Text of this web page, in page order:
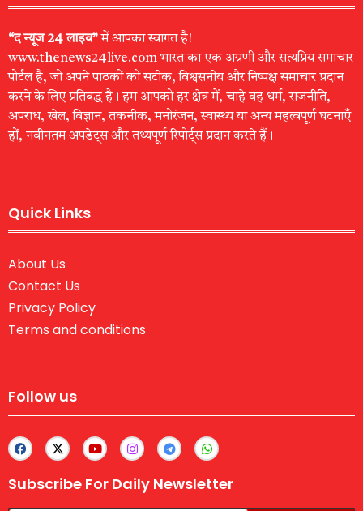
“द न्यूज 24 लाइव”में आपका स्वागत है!
www.thenews24live.com भारत का एक अग्रणी और सत्यप्रिय समाचार
पोर्टल है, जो अपने पाठकों को सटीक, विश्वसनीय और निष्पक्ष समाचार प्रदान
करने के लिए प्रतिबद्ध है। हम आपको हर क्षेत्र में, चाहे वह धर्म, राजनीति,
अपराध, खेल, विज्ञान, तकनीक, मनोरंजन, स्वास्थ्य या अन्य महत्वपूर्ण घटनाएँ
हों, नवीनतम अपडेट्स और तथ्यपूर्ण रिपोर्ट्स प्रदान करते हैं।
Quick Links
About Us
Contact Us
Privacy Policy
Terms and conditions
Follow us
Subscribe For Daily Newsletter